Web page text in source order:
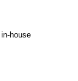
house